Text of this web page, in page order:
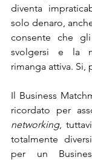
diventa
solo denaro,
consente che
svolgersi e la
rimanga attiva. Si,
Il Business
networking,
totalmente
per un